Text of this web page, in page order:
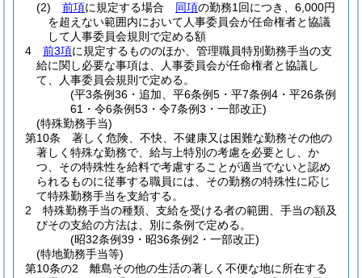
(2)
前項に規定する場合 同項の勤務1回につき、6,000円
を超えない範囲内において人事委員会が任命権者と協議
して人事委員会規則で定める額
4
前3項に規定するもののほか、管理職員特別勤務手当の支
給に関し必要な事項は、人事委員会が任命権者と協議し
て、人事委員会規則で定める。
(平3条例36・追加、平6条例5・平7条例4・平26条例
61・令6条例53・令7条例3・一部改正)
(特殊勤務手当)
第10条
著しく危険、不快、不健康又は困難な勤務その他の
著しく特殊な勤務で、給与上特別の考慮を必要とし、か
つ、その特殊性を給料で考慮することが適当でないと認め
られるものに従事する職員には、その勤務の特殊性に応じ
て特殊勤務手当を支給する。
2
特殊勤務手当の種類、支給を受ける者の範囲、手当の額及
びその支給の方法は、別に条例で定める。
(昭32条例39・昭36条例2・一部改正)
(特地勤務手当等)
第10条の2
離島その他の生活の著しく不便な地に所在する